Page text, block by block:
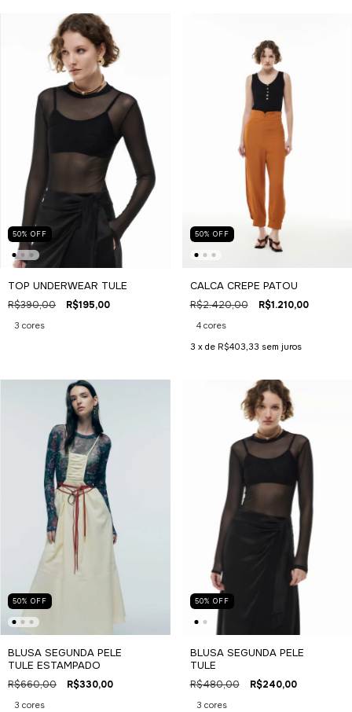
50% OFF
TOP UNDERWEAR TULE
R$390,00 R$195,00
3 cores
50% OFF
CALCA CREPE PATOU
R$2.420,00 R$1.210,00
4 cores
3 x de R$403,33 sem juros
50% OFF
BLUSA SEGUNDA PELE
TULE ESTAMPADO
R$660,00 R$330,00
3 cores
50% OFF
BLUSA SEGUNDA PELE
TULE
R$480,00 R$240,00
3 cores